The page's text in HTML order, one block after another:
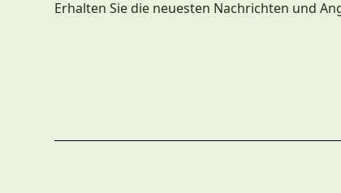
Erhalten Sie die neuesten Nachrichten und